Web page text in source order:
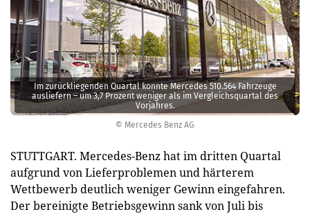
© Mercedes Benz AG
Im zurückliegenden Quartal konnte Mercedes 510.564 Fahrzeuge
ausliefern – um 3,7 Prozent weniger als im Vergleichsquartal des
Vorjahres.
STUTTGART. Mercedes-Benz hat im dritten Quartal
aufgrund von Lieferproblemen und härterem
Wettbewerb deutlich weniger Gewinn eingefahren.
Der bereinigte Betriebsgewinn sank von Juli bis